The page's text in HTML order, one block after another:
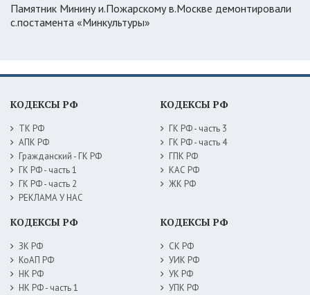
Памятник Минину и.Пожарскому в.Москве демонтировали
с.постамента «Минкультуры»
КОДЕКСЫ РФ
ТК РФ
АПК РФ
Гражданский - ГК РФ
ГК РФ - часть 1
ГК РФ - часть 2
РЕКЛАМА У НАС
КОДЕКСЫ РФ
ГК РФ - часть 3
ГК РФ - часть 4
ГПК РФ
КАС РФ
ЖК РФ
КОДЕКСЫ РФ
ЗК РФ
КоАП РФ
НК РФ
НК РФ - часть 1
КОДЕКСЫ РФ
СК РФ
УИК РФ
УК РФ
УПК РФ